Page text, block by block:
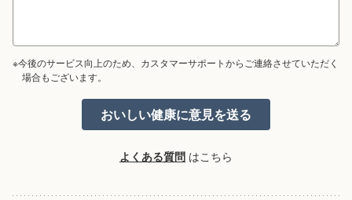
※今後のサービス向上のため、カスタマーサポートからご連絡させていただく
場合もございます。
よくある質問 はこちら